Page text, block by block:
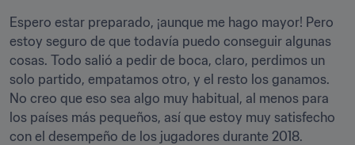
Espero estar preparado, ¡aunque me hago mayor! Pero
estoy seguro de que todavía puedo conseguir algunas
cosas. Todo salió a pedir de boca, claro, perdimos un
solo partido, empatamos otro, y el resto los ganamos.
No creo que eso sea algo muy habitual, al menos para
los países más pequeños, así que estoy muy satisfecho
con el desempeño de los jugadores durante 2018.